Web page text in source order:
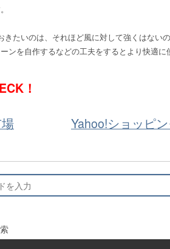
きたいのは、それほど風に対して強くはない
ンを自作するなどの工夫をするとより快適に
！
Yahoo!ショッピ